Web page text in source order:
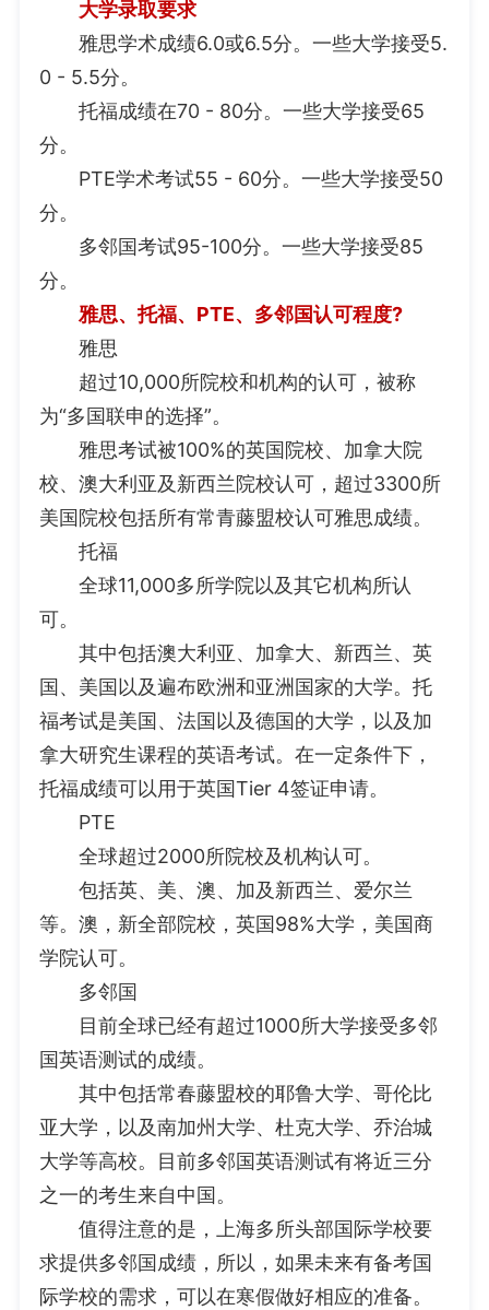
大学录取要求
雅思学术成绩6.0或6.5分。一些大学接受5.
0 - 5.5分。
托福成绩在70 - 80分。一些大学接受65
分。
PTE学术考试55 - 60分。一些大学接受50
分。
多邻国考试95-100分。一些大学接受85
分。
雅思、托福、PTE、多邻国认可程度?
雅思
超过10,000所院校和机构的认可，被称
为“多国联申的选择”。
雅思考试被100%的英国院校、加拿大院
校、澳大利亚及新西兰院校认可，超过3300所
美国院校包括所有常青藤盟校认可雅思成绩。
托福
全球11,000多所学院以及其它机构所认
可。
其中包括澳大利亚、加拿大、新西兰、英
国、美国以及遍布欧洲和亚洲国家的大学。托
福考试是美国、法国以及德国的大学，以及加
拿大研究生课程的英语考试。在一定条件下，
托福成绩可以用于英国Tier 4签证申请。
PTE
全球超过2000所院校及机构认可。
包括英、美、澳、加及新西兰、爱尔兰
等。澳，新全部院校，英国98%大学，美国商
学院认可。
多邻国
目前全球已经有超过1000所大学接受多邻
国英语测试的成绩。
其中包括常春藤盟校的耶鲁大学、哥伦比
亚大学，以及南加州大学、杜克大学、乔治城
大学等高校。目前多邻国英语测试有将近三分
之一的考生来自中国。
值得注意的是，上海多所头部国际学校要
求提供多邻国成绩，所以，如果未来有备考国
际学校的需求，可以在寒假做好相应的准备。